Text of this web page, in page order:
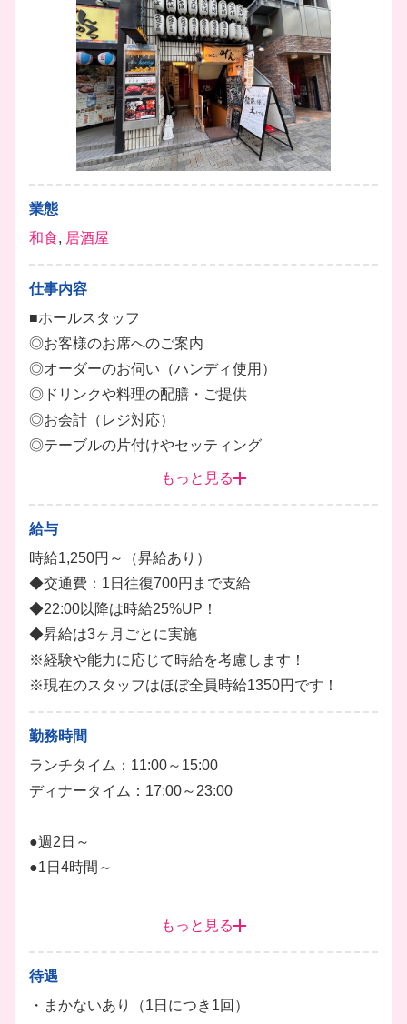
業態
和食, 居酒屋
仕事内容
■ホールスタッフ
◎お客様のお席へのご案内
◎オーダーのお伺い（ハンディ使用）
◎ドリンクや料理の配膳・ご提供
◎お会計（レジ対応）
◎テーブルの片付けやセッティング
未経験の方も大歓迎です！
アルバイトスタッフは全員学生‼️
和気あいあいとしたお店なので、すぐに馴染めますよ
女性スタッフの割合が6割で、男女ともに活躍中です
ホール ドリンク レジ打ち
もっと見る
給与
時給1,250円～（昇給あり）
◆交通費：1日往復700円まで支給
◆22:00以降は時給25%UP！
◆昇給は3ヶ月ごとに実施
※経験や能力に応じて時給を考慮します！
※現在のスタッフはほぼ全員時給1350円です！
勤務時間
ランチタイム：11:00～15:00
ディナータイム：17:00～23:00
●週2日～
●1日4時間～
上記時間帯から、好きな時間で働けます！
終電もしっかり考慮しますのでご安心ください◎
もっと見る
待遇
・まかないあり（1日につき1回）